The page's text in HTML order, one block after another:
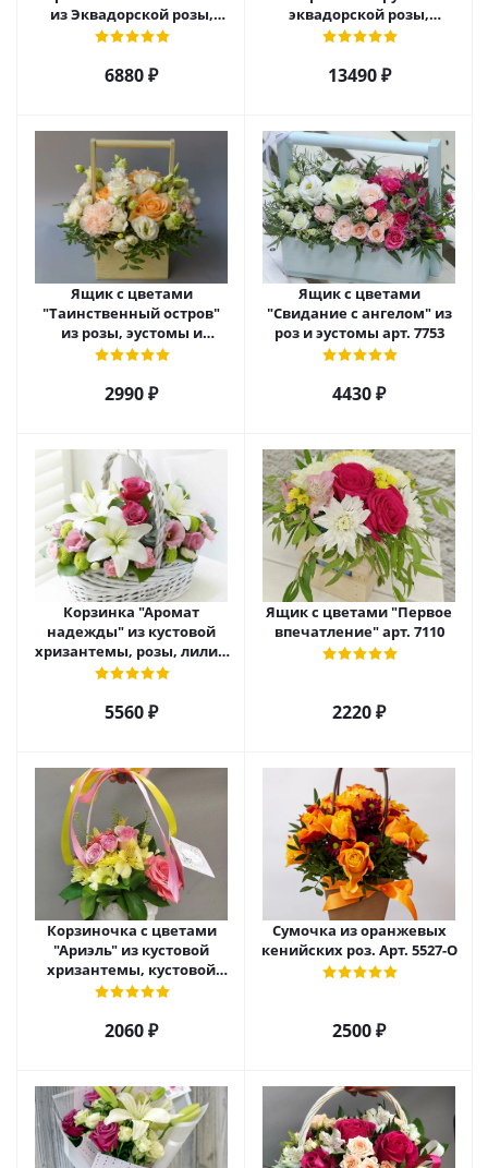
из Эквадорской розы,
эустомы, альстромерии
6880 ₽
эквадорской розы,
гиперикума и гермини.
13490 ₽
Ящик с цветами
"Таинственный остров"
из розы, эустомы и
диантуса арт. 7754
2990 ₽
Ящик с цветами
"Свидание с ангелом" из
роз и эустомы арт. 7753
4430 ₽
Корзинка "Аромат
надежды" из кустовой
хризантемы, розы, лилий
и эустомы. арт. 7751
5560 ₽
Ящик с цветами "Первое
впечатление" арт. 7110
2220 ₽
Корзиночка с цветами
"Ариэль" из кустовой
хризантемы, кустовой
розы и альстромерии арт.
2060 ₽
Сумочка из оранжевых
кенийских роз. Арт. 5527-О
2500 ₽